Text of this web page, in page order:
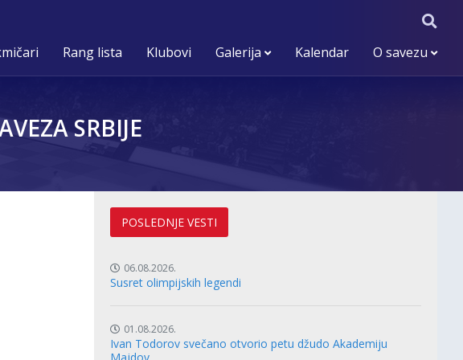
Rang lista Klubovi Galerija Kalendar O savezu
SRBIJE
POSLEDNJE VESTI
06.08.2026.
Susret olimpijskih legendi
01.08.2026.
Ivan Todorov svečano otvorio petu džudo Akademiju